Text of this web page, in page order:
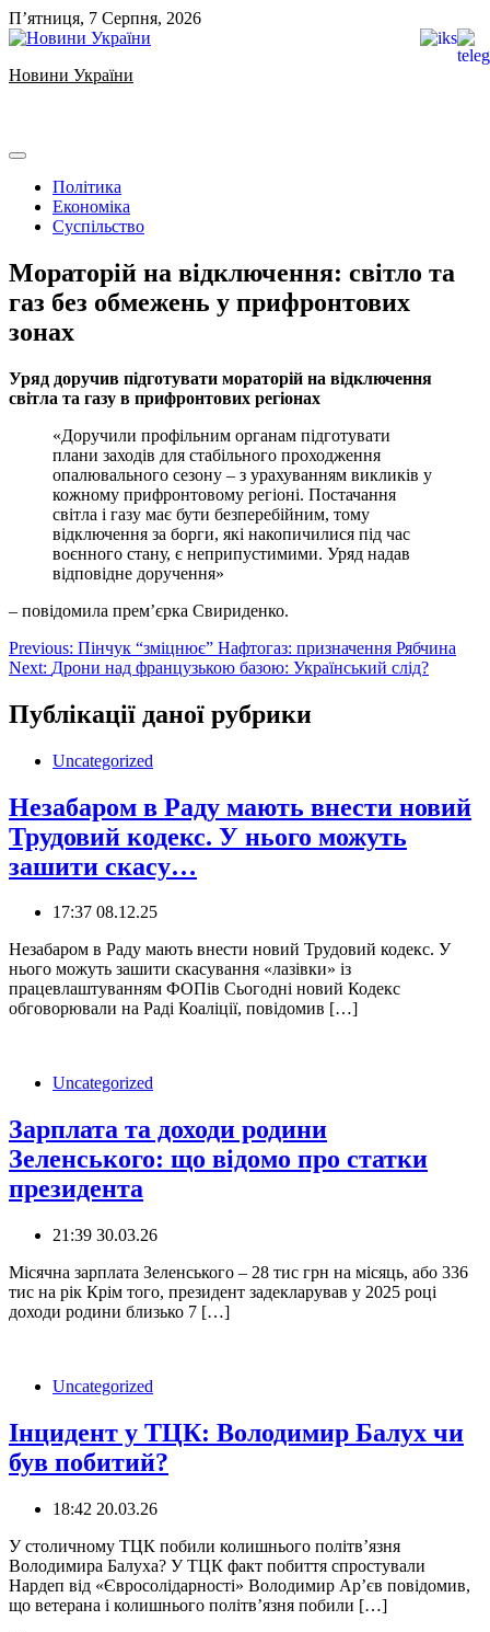
Skip
to
П’ятниця, 7 Серпня, 2026
Новини України
Політика
Економіка
Суспільство
Мораторій на відключення: світло та
газ без обмежень у прифронтових
зонах
Уряд доручив підготувати мораторій на відключення
світла та газу в прифронтових регіонах
«Доручили профільним органам підготувати
плани заходів для стабільного проходження
опалювального сезону – з урахуванням викликів у
кожному прифронтовому регіоні. Постачання
світла і газу має бути безперебійним, тому
відключення за борги, які накопичилися під час
воєнного стану, є неприпустимими. Уряд надав
відповідне доручення»
– повідомила премʼєрка Свириденко.
Навігація
записів
Previous: Пінчук “зміцнює” Нафтогаз: призначення Рябчина
Next: Дрони над французькою базою: Український слід?
Публікації даної рубрики
Uncategorized
Незабаром в Раду мають внести новий
Трудовий кодекс. У нього можуть
зашити скасу…
17:37 08.12.25
Незабаром в Раду мають внести новий Трудовий кодекс. У
нього можуть зашити скасування «лазівки» із
працевлаштуванням ФОПів Сьогодні новий Кодекс
обговорювали на Раді Коаліції, повідомив […]
Uncategorized
Зарплата та доходи родини
Зеленського: що відомо про статки
президента
21:39 30.03.26
‍️Місячна зарплата Зеленського – 28 тис грн на місяць, або 336
тис на рік Крім того, президент задекларував у 2025 році
доходи родини близько 7 […]
Uncategorized
Інцидент у ТЦК: Володимир Балух чи
був побитий?
18:42 20.03.26
У столичному ТЦК побили колишнього політвʼязня
Володимира Балуха? У ТЦК факт побиття спростували
Нардеп від «Євросолідарності» Володимир Арʼєв повідомив,
що ветерана і колишнього політвʼязня побили […]